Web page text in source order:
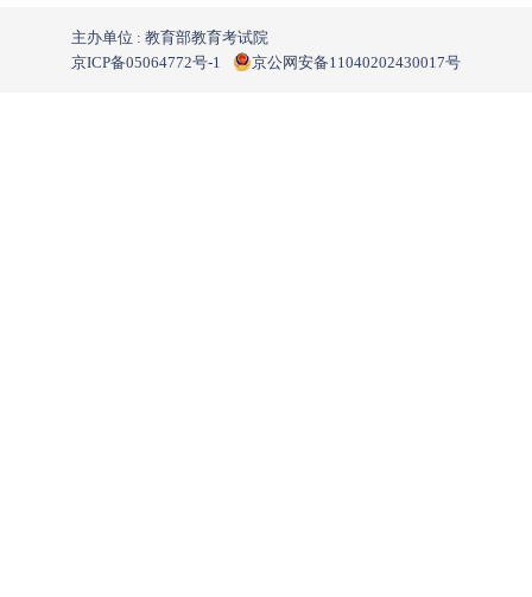
主办单位 : 教育部教育考试院
京ICP备05064772号-1
京公网安备11040202430017号